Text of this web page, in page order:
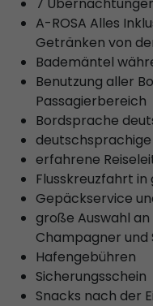
A-ROSA Alles
Getränken von
Bademäntel
Benutzung aller
Passagierbereich
Bordsprache
erfahrene
Flusskreuzfahrt
Gepäckservice
große Auswahl
Champagner und
Hafengebühren
Sicherungsschein
Snacks nach der